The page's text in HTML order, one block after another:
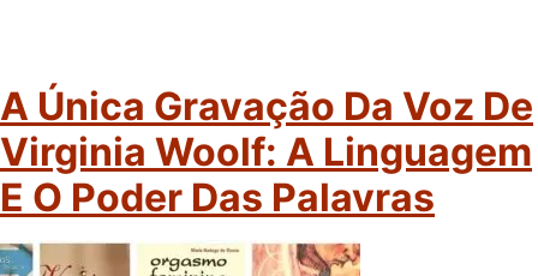
A Única Gravação Da Voz De
Virginia Woolf: A Linguagem
E O Poder Das Palavras